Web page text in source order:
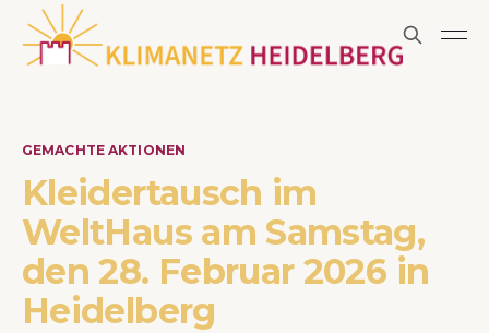
GEMACHTE AKTIONEN
Kleidertausch im
WeltHaus am Samstag,
den 28. Februar 2026 in
Heidelberg